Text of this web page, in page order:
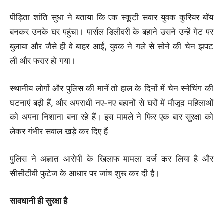
पीड़िता शांति सुधा ने बताया कि एक स्कूटी सवार युवक कुरियर बॉय
बनकर उनके घर पहुंचा। पार्सल डिलीवरी के बहाने उसने उन्हें गेट पर
बुलाया और जैसे ही वे बाहर आईं, युवक ने गले से सोने की चेन झपट
ली और फरार हो गया।
स्थानीय लोगों और पुलिस की मानें तो हाल के दिनों में चेन स्नेचिंग की
घटनाएं बढ़ी हैं, और अपराधी नए-नए बहानों से घरों में मौजूद महिलाओं
को अपना निशाना बना रहे हैं। इस मामले ने फिर एक बार सुरक्षा को
लेकर गंभीर सवाल खड़े कर दिए हैं।
पुलिस ने अज्ञात आरोपी के खिलाफ मामला दर्ज कर लिया है और
सीसीटीवी फुटेज के आधार पर जांच शुरू कर दी है।
सावधानी ही सुरक्षा है